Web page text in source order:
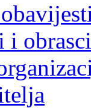
i obrasci